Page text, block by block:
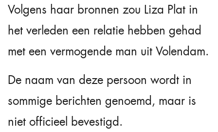
Volgens haar bronnen zou Liza Plat in
het verleden een relatie hebben gehad
met een vermogende man uit Volendam.
De naam van deze persoon wordt in
sommige berichten genoemd, maar is
niet officieel bevestigd.